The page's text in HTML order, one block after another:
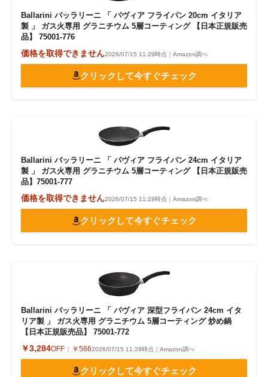
Ballarini バッラリーニ 「 パヴィア フライパン 20cm イタリア
製 」 ガス火専用 グラニチウム 5層コーティング 【日本正規販売
品】 75001-776
価格を取得できません2026/07/15 11:29時点｜Amazon調べ
クリックして今すぐチェック
Ballarini バッラリーニ 「 パヴィア フライパン 24cm イタリア
製 」 ガス火専用 グラニチウム 5層コーティング 【日本正規販売
品】75001-777
価格を取得できません2026/07/15 11:29時点｜Amazon調べ
クリックして今すぐチェック
Ballarini バッラリーニ 「 パヴィア 深型フライパン 24cm イタ
リア製 」 ガス火専用 グラニチウム 5層コーティング 炒め鍋
【日本正規販売品】 75001-772
￥3,284OFF： ￥5662026/07/15 11:29時点｜Amazon調べ
クリックして今すぐチェック